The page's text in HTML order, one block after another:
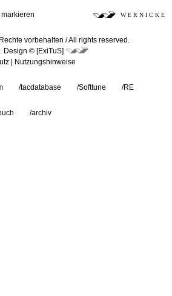
W E R N I C K E
vorbehalten /All rights reserved.
Design © [ExiTuS]
Nutzungshinweise
/tacdatabase /Softtune /RE
/archiv